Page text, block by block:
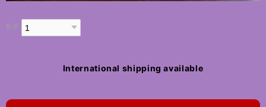
数量
International shipping available